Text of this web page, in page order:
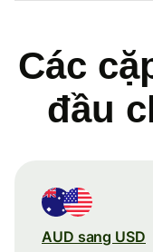
Các
đầu
AUD sang USD